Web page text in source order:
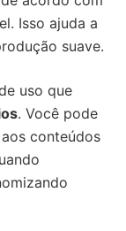
Isso ajuda a
suave.
uso que
. Você pode
conteúdos